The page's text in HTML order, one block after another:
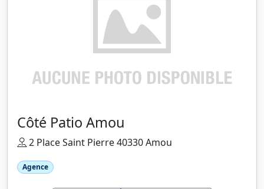
Côté Patio Amou
2 Place Saint Pierre 40330 Amou
Agence